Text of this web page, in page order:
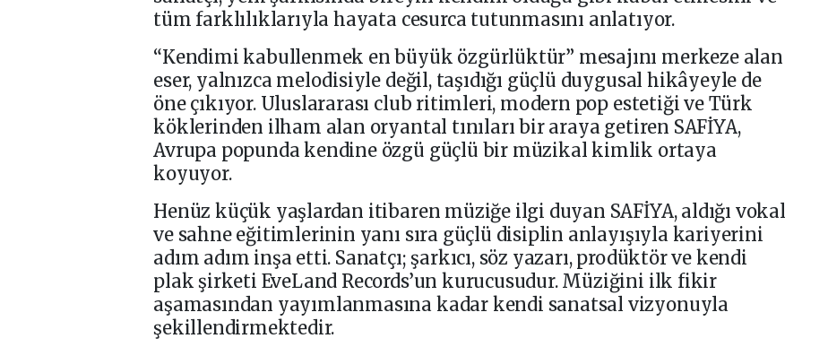
tüm farklılıklarıyla hayata cesurca tutunmasını anlatıyor.
“Kendimi kabullenmek en büyük özgürlüktür” mesajını merkeze alan
eser, yalnızca melodisiyle değil, taşıdığı güçlü duygusal hikâyeyle de
öne çıkıyor. Uluslararası club ritimleri, modern pop estetiği ve Türk
köklerinden ilham alan oryantal tınıları bir araya getiren SAFİYA,
Avrupa popunda kendine özgü güçlü bir müzikal kimlik ortaya
koyuyor.
Henüz küçük yaşlardan itibaren müziğe ilgi duyan SAFİYA, aldığı vokal
ve sahne eğitimlerinin yanı sıra güçlü disiplin anlayışıyla kariyerini
adım adım inşa etti. Sanatçı; şarkıcı, söz yazarı, prodüktör ve kendi
plak şirketi EveLand Records’un kurucusudur. Müziğini ilk fikir
aşamasından yayımlanmasına kadar kendi sanatsal vizyonuyla
şekillendirmektedir.